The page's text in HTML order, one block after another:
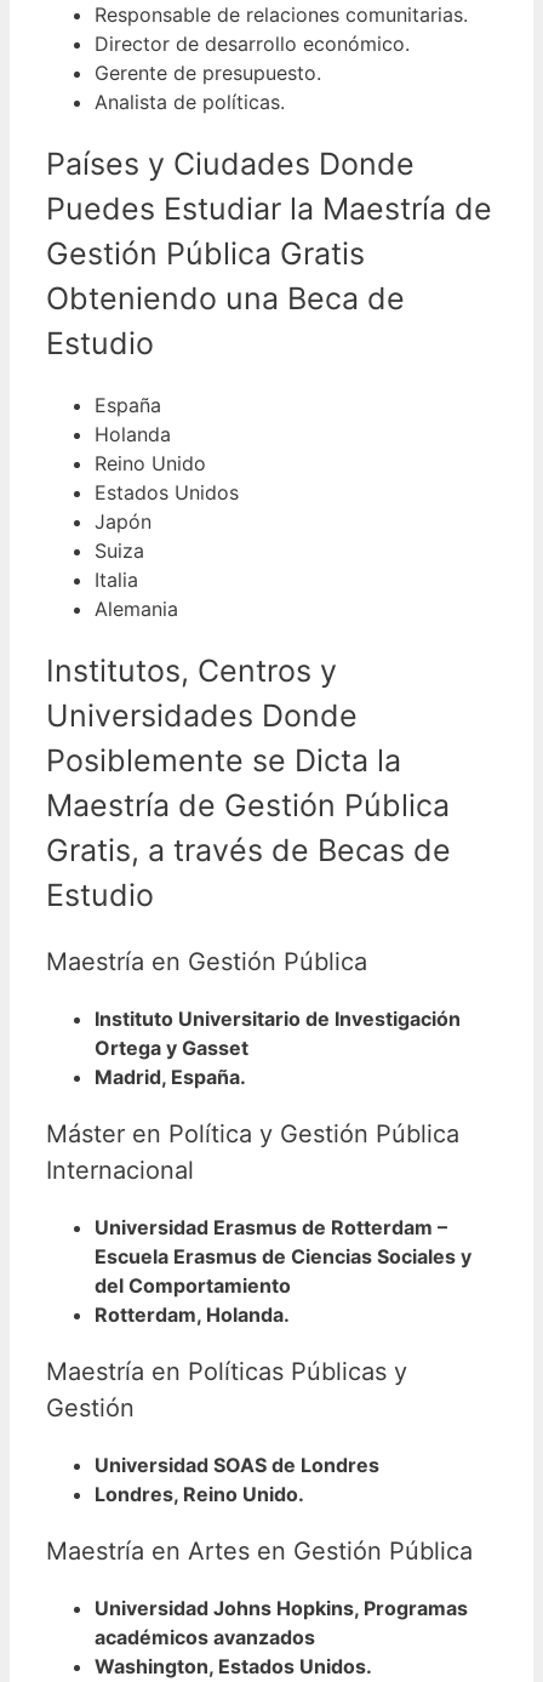
Responsable de relaciones comunitarias.
Director de desarrollo económico.
Gerente de presupuesto.
Analista de políticas.
Países y Ciudades Donde
Puedes Estudiar la Maestría de
Gestión Pública Gratis
Obteniendo una Beca de
Estudio
España
Holanda
Reino Unido
Estados Unidos
Japón
Suiza
Italia
Alemania
Institutos, Centros y
Universidades Donde
Posiblemente se Dicta la
Maestría de Gestión Pública
Gratis, a través de Becas de
Estudio
Maestría en Gestión Pública
Instituto Universitario de Investigación
Ortega y Gasset
Madrid, España.
Máster en Política y Gestión Pública
Internacional
Universidad Erasmus de Rotterdam –
Escuela Erasmus de Ciencias Sociales y
del Comportamiento
Rotterdam, Holanda.
Maestría en Políticas Públicas y
Gestión
Universidad SOAS de Londres
Londres, Reino Unido.
Maestría en Artes en Gestión Pública
Universidad Johns Hopkins, Programas
académicos avanzados
Washington, Estados Unidos.